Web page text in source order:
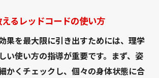
るレッドコードの使い方
果を最大限に引き出すためには、理学
い使い方の指導が重要です。まず、姿
かくチェックし、個々の身体状態に合